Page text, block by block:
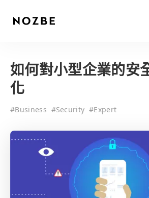
如何對小型企業的安
化
#Business #Security #Expert